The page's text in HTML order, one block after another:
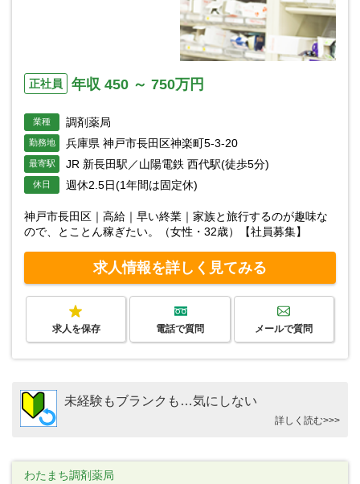
正社員 年収 450 ～ 750万円
業種 調剤薬局
勤務地 兵庫県 神戸市長田区神楽町5-3-20
最寄駅 JR 新長田駅／山陽電鉄 西代駅(徒歩5分)
休日 週休2.5日(1年間は固定休)
神戸市長田区｜高給｜早い終業｜家族と旅行するのが趣味な
ので、とことん稼ぎたい。（女性・32歳）【社員募集】
求人情報を詳しく見てみる
求人を保存 電話で質問 メールで質問
未経験もブランクも…気にしない
詳しく読む>>>
わたまち調剤薬局